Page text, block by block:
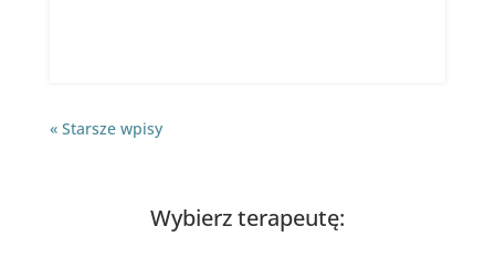
« Starsze wpisy
Wybierz terapeutę: